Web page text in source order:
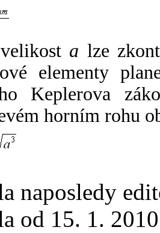
a lze
elementy
Keplerova
horním rohu
naposledy
od 15. 1.